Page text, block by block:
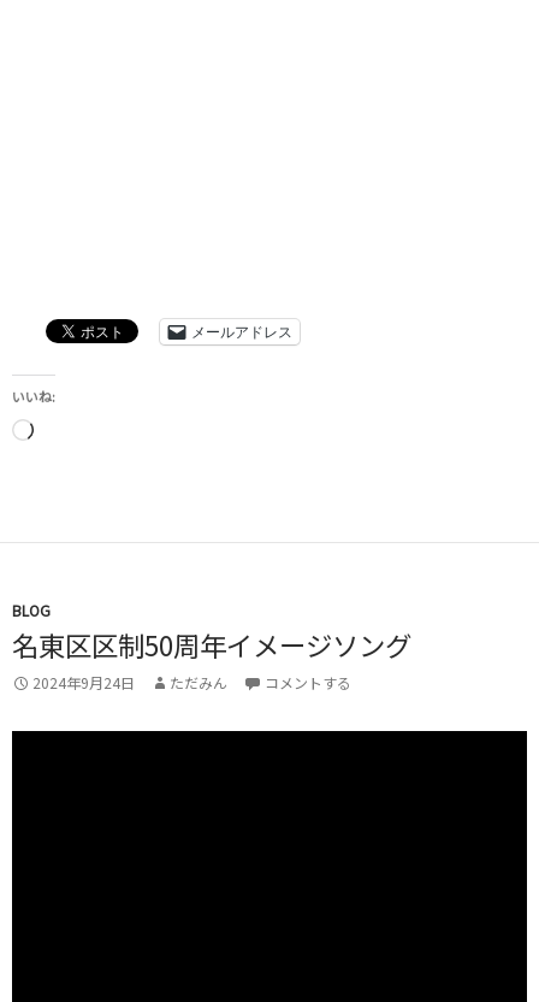
メールアドレス
いいね:
読
中…
BLOG
名東区区制50周年イメージソング
2024年9月24日 ただみん コメントする